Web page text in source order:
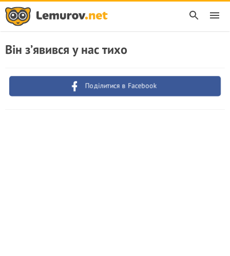
Він з’явився у нас тихо
Поділитися в Facebook